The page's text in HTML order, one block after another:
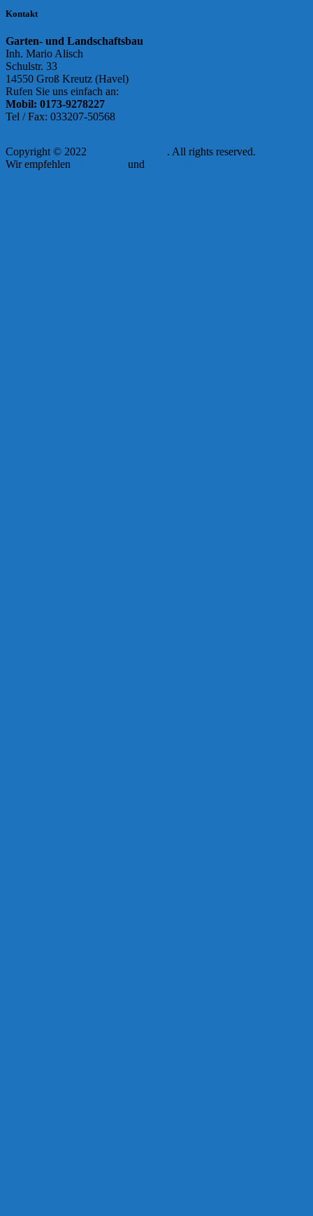
Kontakt
Garten- und Landschaftsbau
Inh. Mario Alisch
Schulstr. 33
14550 Groß Kreutz (Havel)
Rufen Sie uns einfach an:
Mobil: 0173-9278227
Tel / Fax: 033207-50568
Copyright © 2022
. All rights reserved.
Wir empfehlen
und